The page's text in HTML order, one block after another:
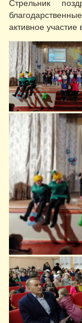
Стрельник
активное